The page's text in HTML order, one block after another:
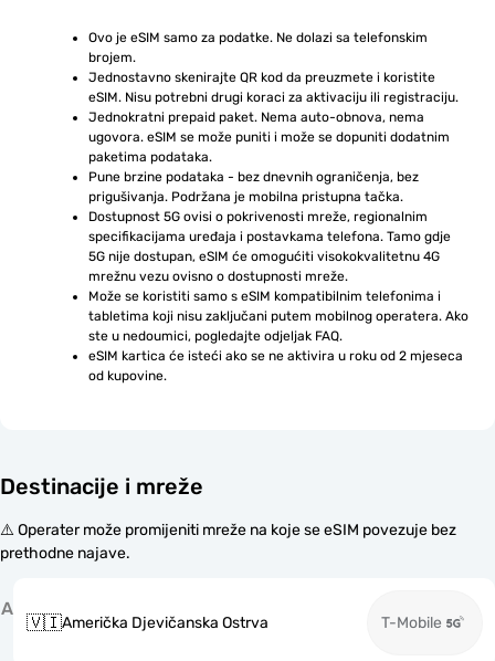
Ovo je eSIM samo za podatke. Ne dolazi sa telefonskim
brojem.
Jednostavno skenirajte QR kod da preuzmete i koristite
eSIM. Nisu potrebni drugi koraci za aktivaciju ili registraciju.
Jednokratni prepaid paket. Nema auto-obnova, nema
ugovora. eSIM se može puniti i može se dopuniti dodatnim
paketima podataka.
Pune brzine podataka - bez dnevnih ograničenja, bez
prigušivanja. Podržana je mobilna pristupna tačka.
Dostupnost 5G ovisi o pokrivenosti mreže, regionalnim
specifikacijama uređaja i postavkama telefona. Tamo gdje
5G nije dostupan, eSIM će omogućiti visokokvalitetnu 4G
mrežnu vezu ovisno o dostupnosti mreže.
Može se koristiti samo s eSIM kompatibilnim telefonima i
tabletima koji nisu zaključani putem mobilnog operatera. Ako
ste u nedoumici, pogledajte odjeljak FAQ.
eSIM kartica će isteći ako se ne aktivira u roku od 2 mjeseca
od kupovine.
Destinacije i mreže
⚠️ Operater može promijeniti mreže na koje se eSIM povezuje bez
prethodne najave.
A
🇻🇮Američka Djevičanska Ostrva T-Mobile